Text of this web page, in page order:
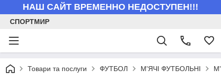
НАШ САЙТ ВРЕМЕННО НЕДОСТУПЕН!!!
СПОРТМИР
Товари та послуги ФУТБОЛ М'ЯЧІ ФУТБОЛЬНІ